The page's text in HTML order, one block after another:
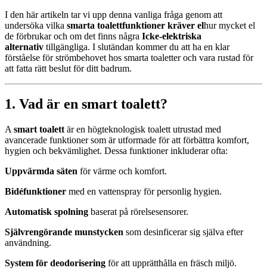
I den här artikeln tar vi upp denna vanliga fråga genom att
undersöka vilka smarta toalettfunktioner kräver elhur mycket el
de förbrukar och om det finns några Icke-elektriska
alternativ tillgängliga. I slutändan kommer du att ha en klar
förståelse för strömbehovet hos smarta toaletter och vara rustad för
att fatta rätt beslut för ditt badrum.
1. Vad är en smart toalett?
A smart toalett är en högteknologisk toalett utrustad med
avancerade funktioner som är utformade för att förbättra komfort,
hygien och bekvämlighet. Dessa funktioner inkluderar ofta:
Uppvärmda säten för värme och komfort.
Bidéfunktioner med en vattenspray för personlig hygien.
Automatisk spolning baserat på rörelsesensorer.
Självrengörande munstycken som desinficerar sig själva efter
användning.
System för deodorisering för att upprätthålla en fräsch miljö.